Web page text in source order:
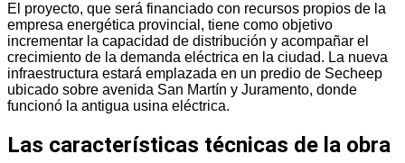
El proyecto, que será financiado con recursos propios de la
empresa energética provincial, tiene como objetivo
incrementar la capacidad de distribución y acompañar el
crecimiento de la demanda eléctrica en la ciudad. La nueva
infraestructura estará emplazada en un predio de Secheep
ubicado sobre avenida San Martín y Juramento, donde
funcionó la antigua usina eléctrica.
Las características técnicas de la obra